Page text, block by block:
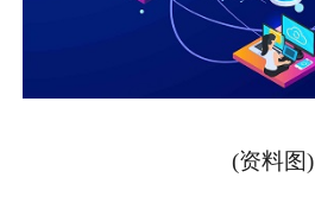
(资料图)